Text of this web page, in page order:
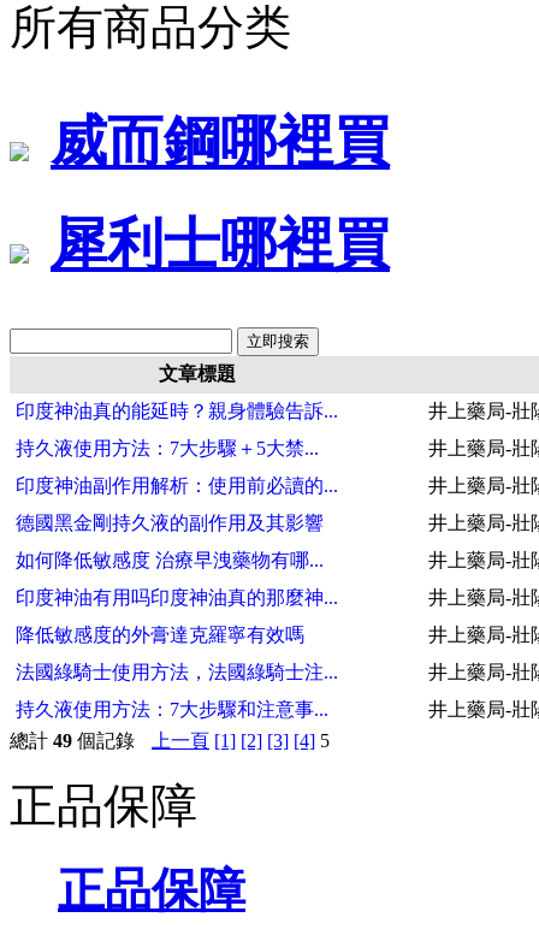
所有商品分类
威而鋼哪裡買
犀利士哪裡買
文章標題
印度神油真的能延時？親身體驗告訴...
井上藥局-壯
持久液使用方法：7大步驟＋5大禁...
井上藥局-壯
印度神油副作用解析：使用前必讀的...
井上藥局-壯
德國黑金剛持久液的副作用及其影響
井上藥局-壯
如何降低敏感度 治療早洩藥物有哪...
井上藥局-壯
印度神油有用吗印度神油真的那麼神...
井上藥局-壯
降低敏感度的外膏達克羅寧有效嗎
井上藥局-壯
法國綠騎士使用方法，法國綠騎士注...
井上藥局-壯
持久液使用方法：7大步驟和注意事...
井上藥局-壯
總計 49 個記錄 上一頁 [1] [2] [3] [4] 5
正品保障
正品保障